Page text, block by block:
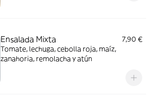
Ensalada Mixta
7,90 €
Tomate, lechuga, cebolla roja, maíz,
zanahoria, remolacha y atún